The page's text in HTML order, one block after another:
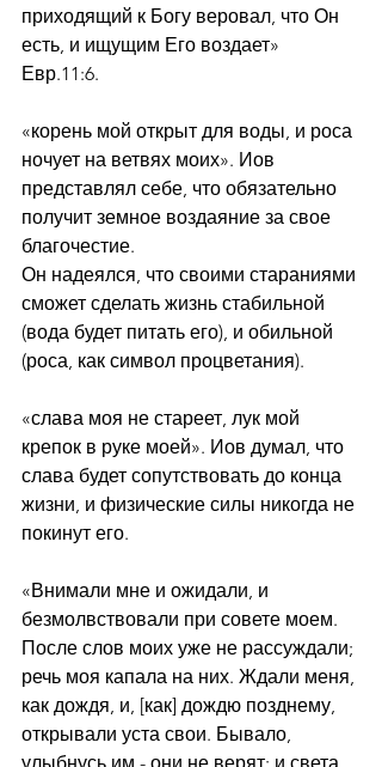
приходящий к Богу веровал, что Он
есть, и ищущим Его воздает»
Евр.11:6.
«корень мой открыт для воды, и роса
ночует на ветвях моих». Иов
представлял себе, что обязательно
получит земное воздаяние за свое
благочестие.
Он надеялся, что своими стараниями
сможет сделать жизнь стабильной
(вода будет питать его), и обильной
(роса, как символ процветания).
«слава моя не стареет, лук мой
крепок в руке моей». Иов думал, что
слава будет сопутствовать до конца
жизни, и физические силы никогда не
покинут его.
«Внимали мне и ожидали, и
безмолвствовали при совете моем.
После слов моих уже не рассуждали;
речь моя капала на них. Ждали меня,
как дождя, и, [как] дождю позднему,
открывали уста свои. Бывало,